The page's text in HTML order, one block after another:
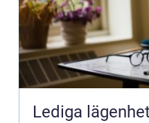
Lediga